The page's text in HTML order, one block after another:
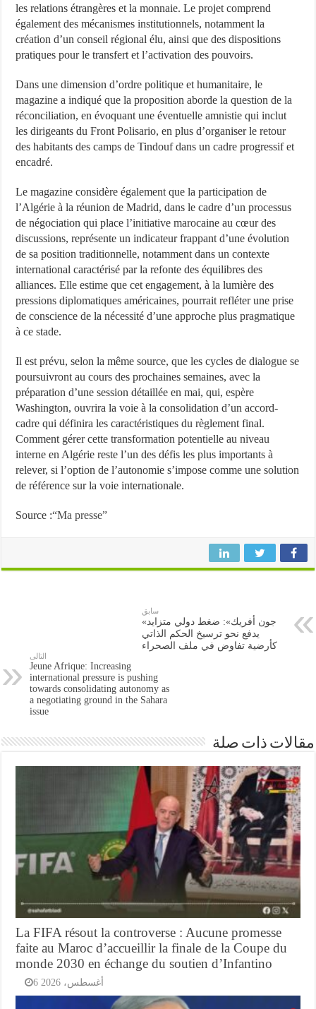
les relations étrangères et la monnaie. Le projet comprend
également des mécanismes institutionnels, notamment la
création d’un conseil régional élu, ainsi que des dispositions
pratiques pour le transfert et l’activation des pouvoirs.
Dans une dimension d’ordre politique et humanitaire, le
magazine a indiqué que la proposition aborde la question de la
réconciliation, en évoquant une éventuelle amnistie qui inclut
les dirigeants du Front Polisario, en plus d’organiser le retour
des habitants des camps de Tindouf dans un cadre progressif et
encadré.
Le magazine considère également que la participation de
l’Algérie à la réunion de Madrid, dans le cadre d’un processus
de négociation qui place l’initiative marocaine au cœur des
discussions, représente un indicateur frappant d’une évolution
de sa position traditionnelle, notamment dans un contexte
international caractérisé par la refonte des équilibres des
alliances. Elle estime que cet engagement, à la lumière des
pressions diplomatiques américaines, pourrait refléter une prise
de conscience de la nécessité d’une approche plus pragmatique
à ce stade.
Il est prévu, selon la même source, que les cycles de dialogue se
poursuivront au cours des prochaines semaines, avec la
préparation d’une session détaillée en mai, qui, espère
Washington, ouvrira la voie à la consolidation d’un accord-
cadre qui définira les caractéristiques du règlement final.
Comment gérer cette transformation potentielle au niveau
interne en Algérie reste l’un des défis les plus importants à
relever, si l’option de l’autonomie s’impose comme une solution
de référence sur la voie internationale.
Source :“Ma presse”
سابق
«جون أفريك»: ضغط دولي متزايد
يدفع نحو ترسيخ الحكم الذاتي
كأرضية تفاوض في ملف الصحراء
التالى
Jeune Afrique: Increasing
international pressure is pushing
towards consolidating autonomy as
a negotiating ground in the Sahara
issue
مقالات ذات صلة
La FIFA résout la controverse : Aucune promesse
faite au Maroc d’accueillir la finale de la Coupe du
monde 2030 en échange du soutien d’Infantino
6 أغسطس، 2026